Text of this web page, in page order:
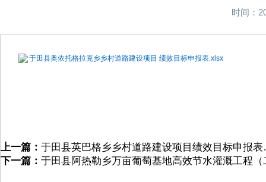
时间：
于田县奥依托格拉克乡乡村道路建设项目 绩效目标申报表.xlsx
上一篇： 于田县英巴格乡乡村道路建设项目绩效目标申报
下一篇： 于田县阿热勒乡万亩葡萄基地高效节水灌溉工程